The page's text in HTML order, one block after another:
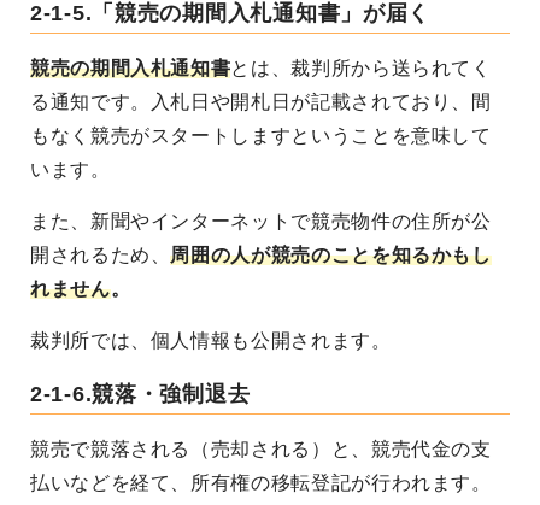
2-1-5.「競売の期間入札通知書」が届く
競売の期間入札通知書とは、裁判所から送られてく
る通知です。入札日や開札日が記載されており、間
もなく競売がスタートしますということを意味して
います。
また、新聞やインターネットで競売物件の住所が公
開されるため、周囲の人が競売のことを知るかもし
れません。
裁判所では、個人情報も公開されます。
2-1-6.競落・強制退去
競売で競落される（売却される）と、競売代金の支
払いなどを経て、所有権の移転登記が行われます。